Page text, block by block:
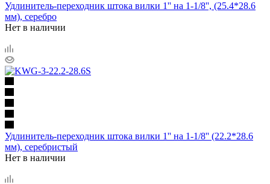
Удлинитель-переходник штока вилки 1'' на 1-1/8'', (25.4*28.6
мм), серебро
Нет в наличии
Удлинитель-переходник штока вилки 1'' на 1-1/8'' (22.2*28.6
мм), серебристый
Нет в наличии